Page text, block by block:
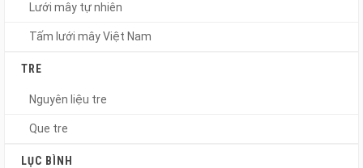
Lưới mây tự nhiên
Tấm lưới mây Việt Nam
TRE
Nguyên liệu tre
Que tre
LỤC BÌNH